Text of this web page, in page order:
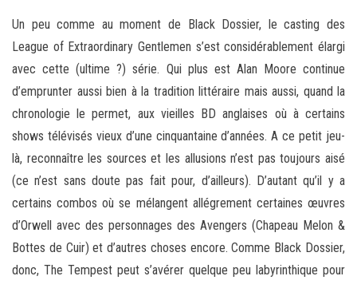
Un peu comme au moment de Black Dossier, le casting des
League of Extraordinary Gentlemen s’est considérablement élargi
avec cette (ultime ?) série. Qui plus est Alan Moore continue
d’emprunter aussi bien à la tradition littéraire mais aussi, quand la
chronologie le permet, aux vieilles BD anglaises où à certains
shows télévisés vieux d’une cinquantaine d’années. A ce petit jeu-
là, reconnaître les sources et les allusions n’est pas toujours aisé
(ce n’est sans doute pas fait pour, d’ailleurs). D’autant qu’il y a
certains combos où se mélangent allégrement certaines œuvres
d’Orwell avec des personnages des Avengers (Chapeau Melon &
Bottes de Cuir) et d’autres choses encore. Comme Black Dossier,
donc, The Tempest peut s’avérer quelque peu labyrinthique pour